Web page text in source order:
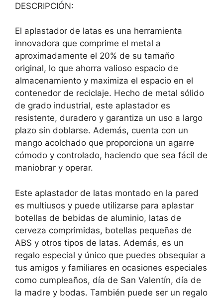
DESCRIPCIÓN:
El aplastador de latas es una herramienta
innovadora que comprime el metal a
aproximadamente el 20% de su tamaño
original, lo que ahorra valioso espacio de
almacenamiento y maximiza el espacio en el
contenedor de reciclaje. Hecho de metal sólido
de grado industrial, este aplastador es
resistente, duradero y garantiza un uso a largo
plazo sin doblarse. Además, cuenta con un
mango acolchado que proporciona un agarre
cómodo y controlado, haciendo que sea fácil de
maniobrar y operar.
Este aplastador de latas montado en la pared
es multiusos y puede utilizarse para aplastar
botellas de bebidas de aluminio, latas de
cerveza comprimidas, botellas pequeñas de
ABS y otros tipos de latas. Además, es un
regalo especial y único que puedes obsequiar a
tus amigos y familiares en ocasiones especiales
como cumpleaños, día de San Valentín, día de
la madre y bodas. También puede ser un regalo